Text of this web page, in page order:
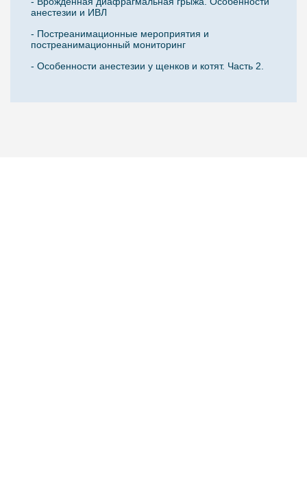
анестезии и ИВЛ
- Постреанимационные мероприятия и
постреанимационный мониторинг
- Особенности анестезии у щенков и котят. Часть 2.